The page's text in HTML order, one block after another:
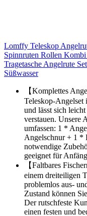
Lomffy Teleskop
Spinnruten Rollen
Tragetasche Angelrute
Süßwasser
【Komplettes
Teleskop-Angelset
und lässt sich
verstauen. Unsere
umfassen: 1 *
Angelschnur + 1 *
notwendige
geeignet für
【Faltbares
einem dreiteiligen
problemlos aus-
Zustand können
Der rutschfeste
einen festen und